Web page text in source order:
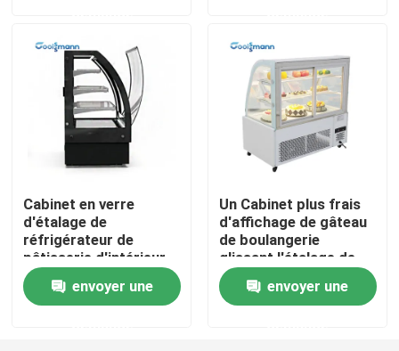
Refroidisseur ouvert à plusieurs étages
Réfrigérateur ouvert d'affichage
Congélateur à porte vitrée
Congélateur d'île de supermarché
Cabinet en verre
d'étalage de
réfrigérateur de
pâtisserie d'intérieur
de refroidisseur
d'affichage de gâteau
de LED
envoyer une
Un Cabinet plus frais
d'affichage de gâteau
de boulangerie
glissant l'étalage de
réfrigérateur de porte
arrière envoyer une